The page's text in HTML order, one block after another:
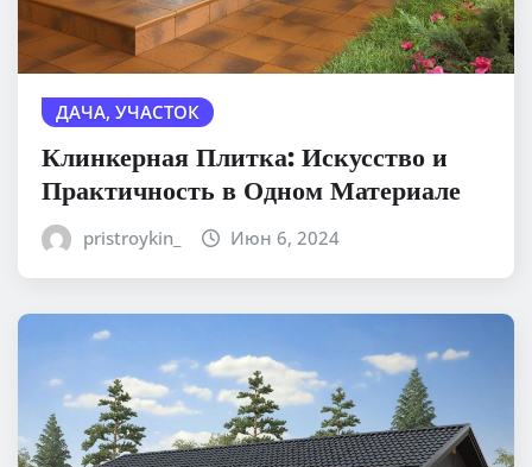
ДАЧА, УЧАСТОК
Клинкерная Плитка: Искусство и
Практичность в Одном Материале
pristroykin_ Июн 6, 2024